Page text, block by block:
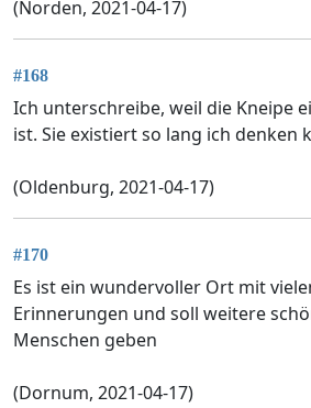
(Norden, 2021-04-17)
#168
Ich unterschreibe, weil die Kneipe
ist. Sie existiert so lang ich denken
(Oldenburg, 2021-04-17)
#170
Es ist ein wundervoller Ort mit
Erinnerungen und soll weitere
Menschen geben
(Dornum, 2021-04-17)